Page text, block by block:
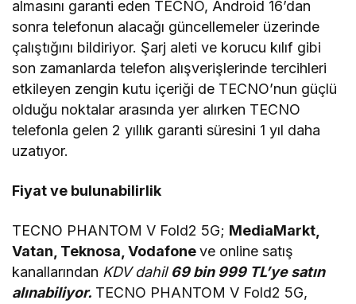
almasını garanti eden TECNO, Android 16’dan
sonra telefonun alacağı güncellemeler üzerinde
çalıştığını bildiriyor. Şarj aleti ve korucu kılıf gibi
son zamanlarda telefon alışverişlerinde tercihleri
etkileyen zengin kutu içeriği de TECNO’nun güçlü
olduğu noktalar arasında yer alırken TECNO
telefonla gelen 2 yıllık garanti süresini 1 yıl daha
uzatıyor.
Fiyat ve bulunabilirlik
TECNO PHANTOM V Fold2 5G; MediaMarkt,
Vatan, Teknosa, Vodafoneve online satış
kanallarından KDV dahil 69 bin 999 TL’ye satın
alınabiliyor. TECNO PHANTOM V Fold2 5G,